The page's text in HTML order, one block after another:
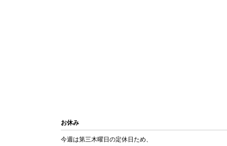
お休み
今週は第三木曜日の定休日ため、